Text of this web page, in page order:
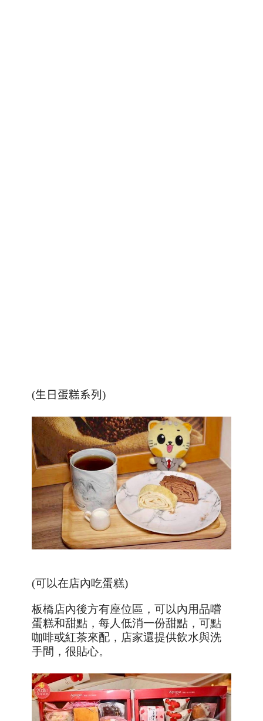
(生日蛋糕系列)
(可以在店內吃蛋糕)
板橋店內後方有座位區，可以內用品嚐
蛋糕和甜點，每人低消一份甜點，可點
咖啡或紅茶來配，店家還提供飲水與洗
手間，很貼心。